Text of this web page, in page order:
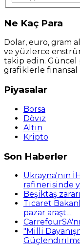
Ne Kaç Para
Dolar, euro, gram
ve yüzlerce
takip edin. Güncel
grafiklerle finansal
Piyasalar
Borsa
Döviz
Altın
Kripto
Son Haberler
Ukrayna'nın
rafinerisinde
Beşiktaş
Ticaret
pazar araşt…
"Milli